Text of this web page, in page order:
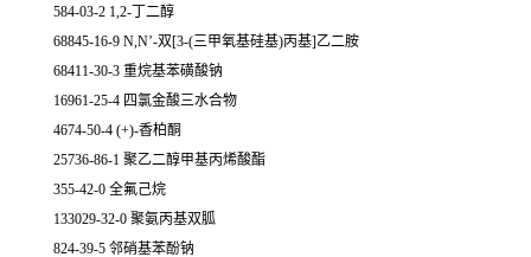
584-03-2 1,2-丁二醇
68845-16-9 N,N’-双[3-(三甲氧基硅基)丙基]乙二胺
68411-30-3 重烷基苯磺酸钠
16961-25-4 四氯金酸三水合物
4674-50-4 (+)-香柏酮
25736-86-1 聚乙二醇甲基丙烯酸酯
355-42-0 全氟己烷
133029-32-0 聚氨丙基双胍
824-39-5 邻硝基苯酚钠